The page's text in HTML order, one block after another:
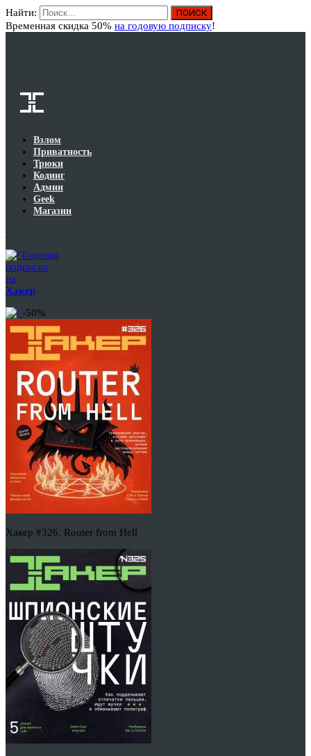
Найти:
Временная скидка 50% на годовую подписку!
Взлом
Приватность
Трюки
Кодинг
Админ
Geek
Магазин
Годовая
подписка
на
Хакер
-50%
Хакер #326. Router from Hell